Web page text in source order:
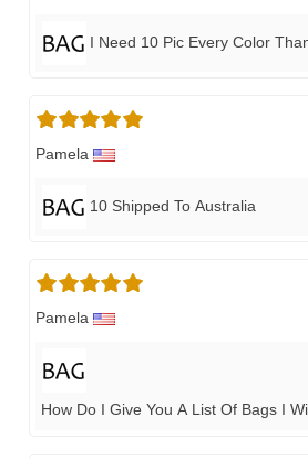
I Need 10 Pic Every Color
Pamela
10 Shipped To Australia
Pamela
How Do I Give You A List Of Bags I